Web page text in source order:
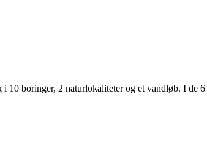
10 boringer, 2 naturlokaliteter og et vandløb. I de